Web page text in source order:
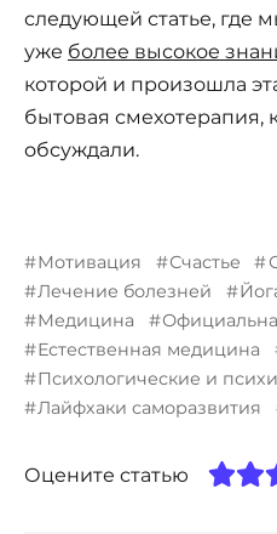
следующей статье, где
уже более высокое
которой и произошла
бытовая смехотерапия,
обсуждали.
Мотивация Счастье
Лечение болезней
Медицина
Естественная медицина
Психологические и
Лайфхаки саморазвития
Оцените статью